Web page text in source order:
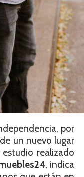
por
un nuevo lugar
realizado
, indica